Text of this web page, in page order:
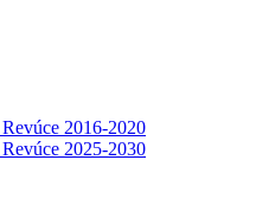
2016-2020
2025-2030